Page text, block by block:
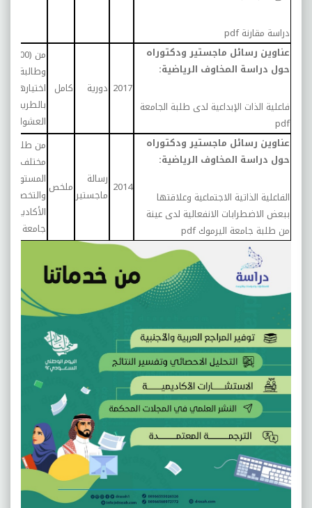
دراسة مقارنةpdf
عناوين رسائل ماجستير ودكتوراه
حول دراسة المخاوف الرياضية:
فاعلية الذات الإبداعية لدى طلبة الجامعة
pdf
2017 دورية كامل
وطالبة تم
اختيارهم
بالطريقة
العشوائية
عناوين رسائل ماجستير ودكتوراه
حول دراسة المخاوف الرياضية:
الفاعلية الذاتية الاجتماعية وعلاقتها
ببعض الاضطرابات الانفعالية لدى عينة
من طلبة جامعة اليرموكpdf
2014 رسالة
ماجستير ملخص
من طلاب
مختلف
المستويات
والتخصصات
جامعة